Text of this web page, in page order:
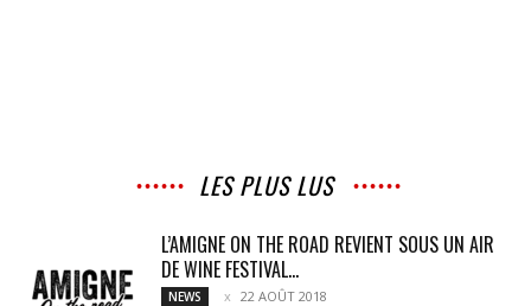
LES PLUS LUS
L’AMIGNE ON THE ROAD REVIENT SOUS UN AIR
DE WINE FESTIVAL...
NEWS 22 AOÛT 2018